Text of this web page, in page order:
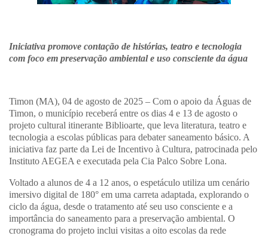
Iniciativa promove contação de histórias, teatro e tecnologia
com foco em preservação ambiental e uso consciente da água
Timon (MA), 04 de agosto de 2025 – Com o apoio da Águas de
Timon, o município receberá entre os dias 4 e 13 de agosto o
projeto cultural itinerante Biblioarte, que leva literatura, teatro e
tecnologia a escolas públicas para debater saneamento básico. A
iniciativa faz parte da Lei de Incentivo à Cultura, patrocinada pelo
Instituto AEGEA e executada pela Cia Palco Sobre Lona.
Voltado a alunos de 4 a 12 anos, o espetáculo utiliza um cenário
imersivo digital de 180° em uma carreta adaptada, explorando o
ciclo da água, desde o tratamento até seu uso consciente e a
importância do saneamento para a preservação ambiental. O
cronograma do projeto inclui visitas a oito escolas da rede